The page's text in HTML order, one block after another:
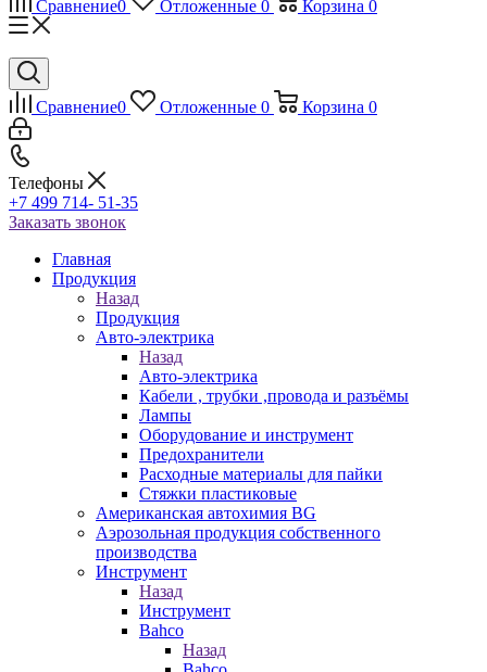
Сравнение0 Отложенные 0 Корзина 0
Сравнение0 Отложенные 0 Корзина 0
Телефоны
+7 499 714- 51-35
Заказать звонок
Главная
Продукция
Назад
Продукция
Авто-электрика
Назад
Авто-электрика
Кабели , трубки ,провода и разъёмы
Лампы
Оборудование и инструмент
Предохранители
Расходные материалы для пайки
Стяжки пластиковые
Американская автохимия BG
Аэрозольная продукция собственного
производства
Инструмент
Назад
Инструмент
Bahco
Назад